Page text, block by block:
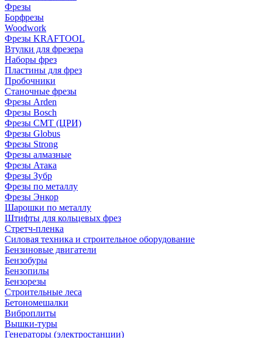
Фрезы
Борфрезы
Woodwork
Фрезы KRAFTOOL
Втулки для фрезера
Наборы фрез
Пластины для фрез
Пробочники
Станочные фрезы
Фрезы Arden
Фрезы Bosch
Фрезы CMT (ЦРИ)
Фрезы Globus
Фрезы Strong
Фрезы алмазные
Фрезы Атака
Фрезы Зубр
Фрезы по металлу
Фрезы Энкор
Шарошки по металлу
Штифты для кольцевых фрез
Стретч-пленка
Силовая техника и строительное оборудование
Бензиновые двигатели
Бензобуры
Бензопилы
Бензорезы
Строительные леса
Бетономешалки
Виброплиты
Вышки-туры
Генераторы (электростанции)